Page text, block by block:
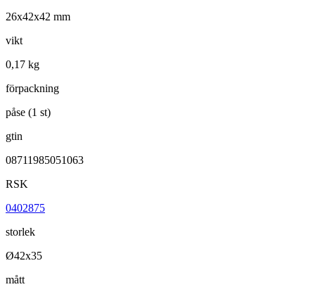
26x42x42 mm
vikt
0,17 kg
förpackning
påse (1 st)
gtin
08711985051063
RSK
0402875
storlek
Ø42x35
mått